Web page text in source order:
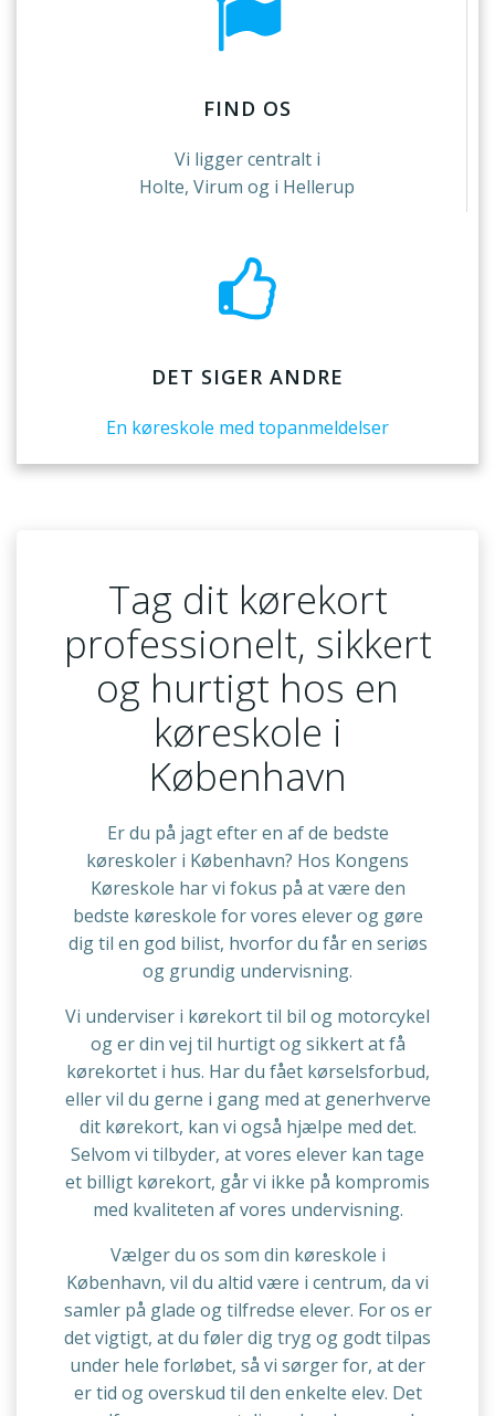
FIND OS
Vi ligger centralt i
Holte, Virum og i Hellerup
DET SIGER ANDRE
En køreskole med topanmeldelser
Tag dit kørekort
professionelt, sikkert
og hurtigt hos en
køreskole i
København
Er du på jagt efter en af de bedste
køreskoler i København? Hos Kongens
Køreskole har vi fokus på at være den
bedste køreskole for vores elever og gøre
dig til en god bilist, hvorfor du får en seriøs
og grundig undervisning.
Vi underviser i kørekort til bil og motorcykel
og er din vej til hurtigt og sikkert at få
kørekortet i hus. Har du fået kørselsforbud,
eller vil du gerne i gang med at generhverve
dit kørekort, kan vi også hjælpe med det.
Selvom vi tilbyder, at vores elever kan tage
et billigt kørekort, går vi ikke på kompromis
med kvaliteten af vores undervisning.
Vælger du os som din køreskole i
København, vil du altid være i centrum, da vi
samler på glade og tilfredse elever. For os er
det vigtigt, at du føler dig tryg og godt tilpas
under hele forløbet, så vi sørger for, at der
er tid og overskud til den enkelte elev. Det